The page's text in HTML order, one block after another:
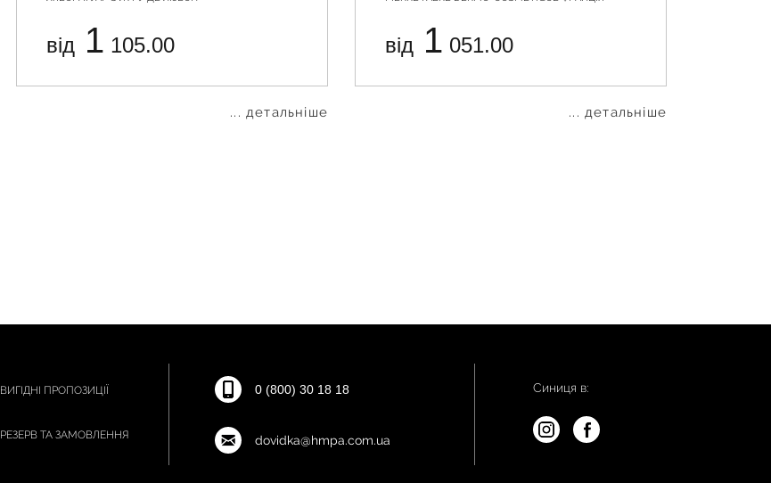
від 1 105.00
... детальніше
від 1 051.00
... детальніше
ВИГІДНІ ПРОПОЗИЦІЇ
РЕЗЕРВ ТА ЗАМОВЛЕННЯ
0 (800) 30 18 18
dovidka@hmpa.com.ua
Синиця в: